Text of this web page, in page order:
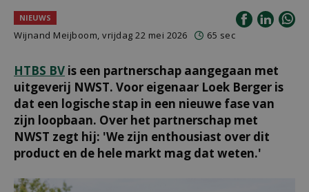
NIEUWS
Wijnand Meijboom, vrijdag 22 mei 2026 65 sec
HTBS BV is een partnerschap aangegaan met
uitgeverij NWST. Voor eigenaar Loek Berger is
dat een logische stap in een nieuwe fase van
zijn loopbaan. Over het partnerschap met
NWST zegt hij: 'We zijn enthousiast over dit
product en de hele markt mag dat weten.'